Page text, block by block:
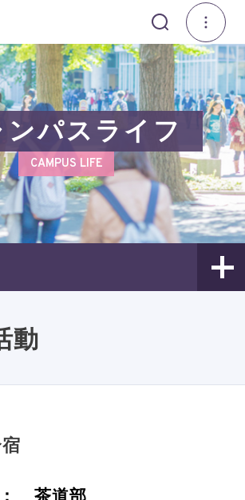
ンパスライフ
CAMPUS LIFE
動